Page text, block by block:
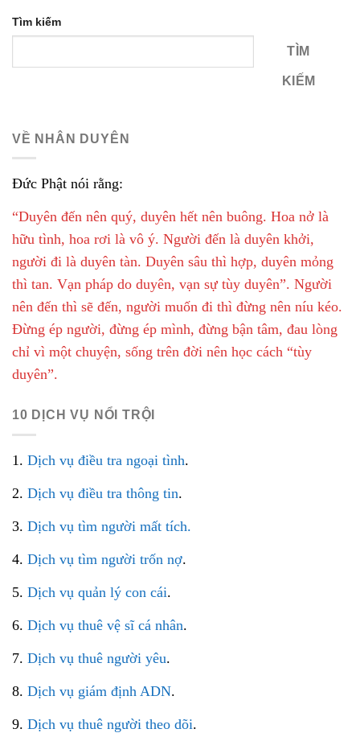
Tìm kiếm
TÌM
KIẾM
VỀ NHÂN DUYÊN
Đức Phật nói rằng:
“Duyên đến nên quý, duyên hết nên buông. Hoa nở là
hữu tình, hoa rơi là vô ý. Người đến là duyên khởi,
người đi là duyên tàn. Duyên sâu thì hợp, duyên mỏng
thì tan. Vạn pháp do duyên, vạn sự tùy duyên”. Người
nên đến thì sẽ đến, người muốn đi thì đừng nên níu kéo.
Đừng ép người, đừng ép mình, đừng bận tâm, đau lòng
chỉ vì một chuyện, sống trên đời nên học cách “tùy
duyên”.
10 DỊCH VỤ NỔI TRỘI
1. Dịch vụ điều tra ngoại tình.
2. Dịch vụ điều tra thông tin.
3. Dịch vụ tìm người mất tích.
4. Dịch vụ tìm người trốn nợ.
5. Dịch vụ quản lý con cái.
6. Dịch vụ thuê vệ sĩ cá nhân.
7. Dịch vụ thuê người yêu.
8. Dịch vụ giám định ADN.
9. Dịch vụ thuê người theo dõi.